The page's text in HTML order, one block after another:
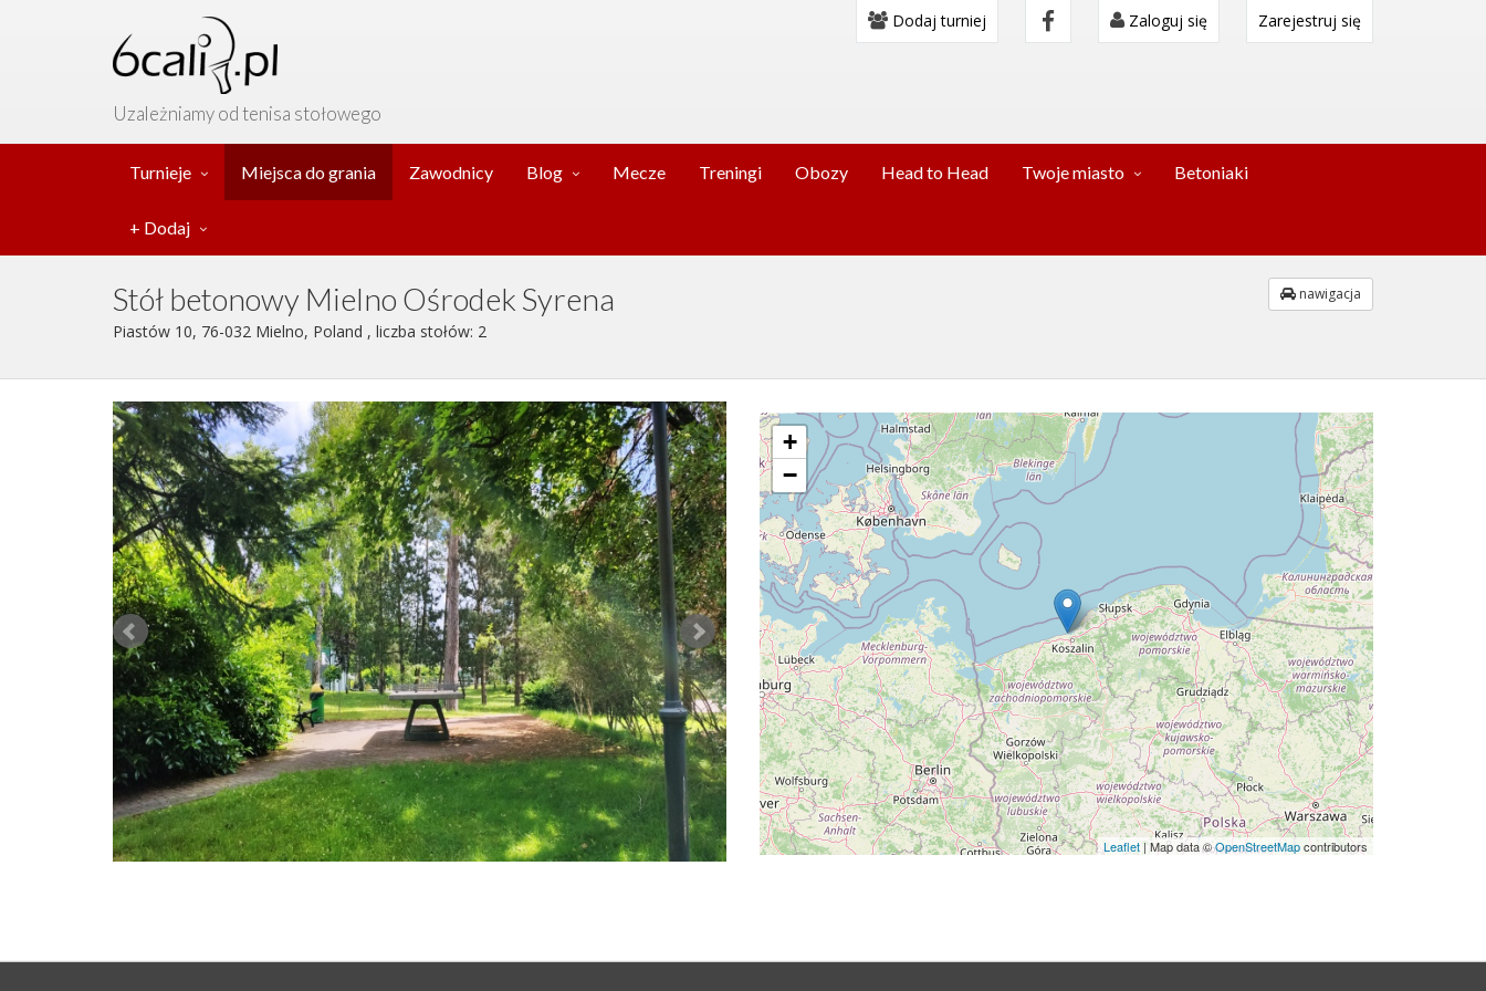
Uzależniamy od tenisa stołowego
Dodaj turniej Zaloguj się Zarejestruj się
Turnieje Miejsca do grania Zawodnicy Blog Mecze Treningi Obozy Head to Head Twoje miasto Betoniaki
+ Dodaj
Stół betonowy Mielno Ośrodek Syrena
Piastów 10, 76-032 Mielno, Poland , liczba stołów: 2
nawigacja
+
−
Leaflet | Map data ©OpenStreetMapcontributors